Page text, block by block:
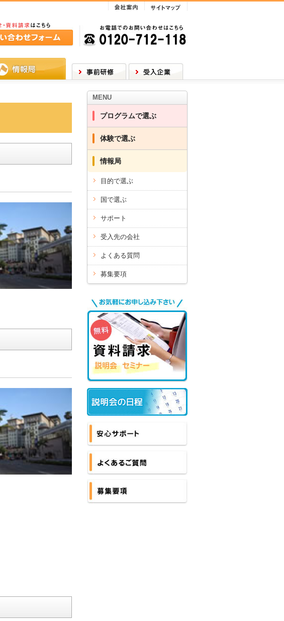
0120-712-118
MENU
プログラムで選ぶ
体験で選ぶ
情報局
目的で選ぶ
国で選ぶ
サポート
受入先の会社
よくある質問
募集要項
無料 お気軽にお申し込み下さい
資料請求 説明会 セミナー
セミナースケジュール
安心サポート
よくあるご質問